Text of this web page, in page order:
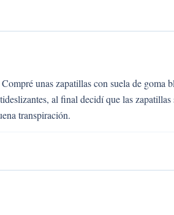
unas zapatillas con suela de goma
al final decidí que las zapatillas
transpiración.